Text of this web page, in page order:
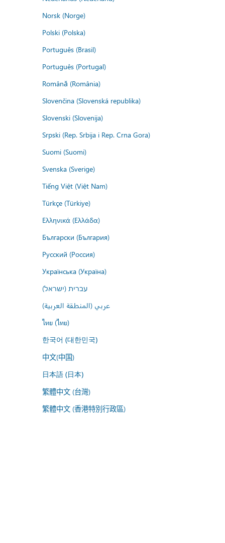
Norsk (Norge)
Polski (Polska)
Português (Brasil)
Português (Portugal)
Română (România)
Slovenčina (Slovenská republika)
Slovenski (Slovenija)
Srpski (Rep. Srbija i Rep. Crna Gora)
Suomi (Suomi)
Svenska (Sverige)
Tiếng Việt (Việt Nam)
Türkçe (Türkiye)
Ελληνικά (Ελλάδα)
Български (България)
Русский (Россия)
Українська (Україна)
עברית (ישראל)
عربي (المنطقة العربية)
ไทย (ไทย)
한국어 (대한민국)
中文(中国)
日本語 (日本)
繁體中文 (台灣)
繁體中文 (香港特別行政區)